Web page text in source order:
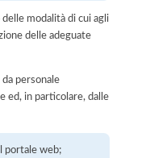
modalità di cui agli
delle adeguate
personale
ed, in particolare, dalle
portale web;